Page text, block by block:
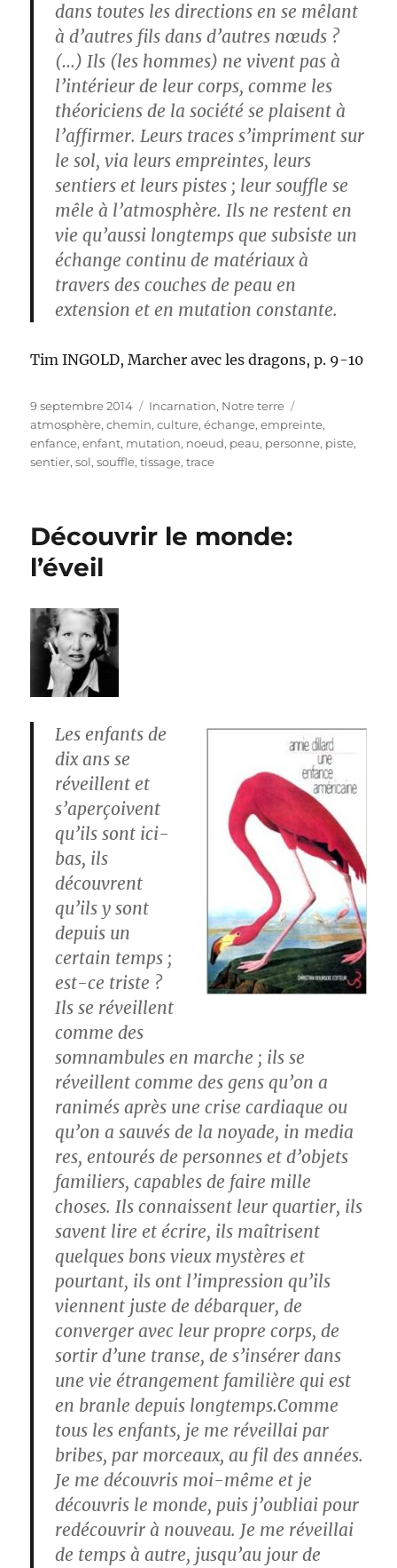
dans toutes les directions en se mêlant
à d’autres fils dans d’autres nœuds ?
(…) Ils (les hommes) ne vivent pas à
l’intérieur de leur corps, comme les
théoriciens de la société se plaisent à
l’affirmer. Leurs traces s’impriment sur
le sol, via leurs empreintes, leurs
sentiers et leurs pistes ; leur souffle se
mêle à l’atmosphère. Ils ne restent en
vie qu’aussi longtemps que subsiste un
échange continu de matériaux à
travers des couches de peau en
extension et en mutation constante.
Tim INGOLD, Marcher avec les dragons, p. 9-10
Publié
le
9 septembre 2014 Catégories
Incarnation, Notre terre
atmosphère,chemin,culture,échange,empreinte,
enfance,enfant, mutation, noeud, peau, personne, piste,
sentier,sol,souffle,tissage,trace
Découvrir le monde:
l’éveil
Les enfants de
dix ans se
réveillent et
s’aperçoivent
qu’ils sont ici-
bas, ils
découvrent
qu’ils y sont
depuis un
certain temps ;
est-ce triste ?
Ils se réveillent
comme des
somnambules en marche ; ils se
réveillent comme des gens qu’on a
ranimés après une crise cardiaque ou
qu’on a sauvés de la noyade, in media
res, entourés de personnes et d’objets
familiers, capables de faire mille
choses. Ils connaissent leur quartier, ils
savent lire et écrire, ils maîtrisent
quelques bons vieux mystères et
pourtant, ils ont l’impression qu’ils
viennent juste de débarquer, de
converger avec leur propre corps, de
sortir d’une transe, de s’insérer dans
une vie étrangement familière qui est
en branle depuis longtemps.Comme
tous les enfants, je me réveillai par
bribes, par morceaux, au fil des années.
Je me découvris moi-même et je
découvris le monde, puis j’oubliai pour
redécouvrir à nouveau. Je me réveillai
de temps à autre, jusqu’au jour de